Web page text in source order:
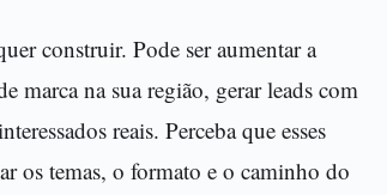
construir. Pode ser aumentar a
marca na sua região, gerar leads com
reais. Perceba que esses
os temas, o formato e o caminho do